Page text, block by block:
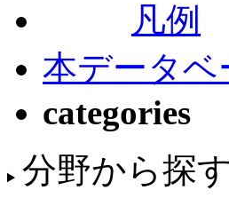
凡例
本データ
categories
分野から探す